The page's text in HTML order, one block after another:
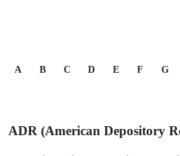
A B C D E F G
ADR (American Depository